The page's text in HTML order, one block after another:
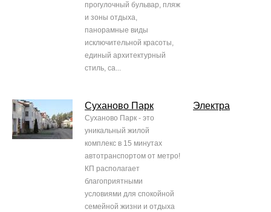
прогулочный бульвар, пляж
и зоны отдыха,
панорамные виды
исключительной красоты,
единый архитектурный
стиль, са...
Суханово Парк
Суханово Парк - это
уникальный жилой
комплекс в 15 минутах
автотранспортом от метро!
КП располагает
благоприятными
условиями для спокойной
семейной жизни и отдыха
Электра